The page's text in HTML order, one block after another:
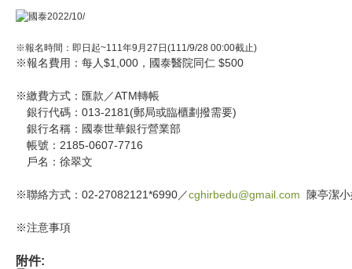
※報名時間：即日起~111年9月27日(111/9/28 00:00截止)
※報名費用：每人$1,000，國泰醫院同仁 $500
※繳費方式：匯款／ATM轉帳
銀行代碼：013-2181(郵局或臨櫃劃撥需要)
銀行名稱：國泰世華銀行營業部
帳號：2185-0607-7716
戶名：徐翠文
※聯絡方式：02-27082121*6990／cghirbedu@gmail.com 陳亭潔
※注意事項
附件: